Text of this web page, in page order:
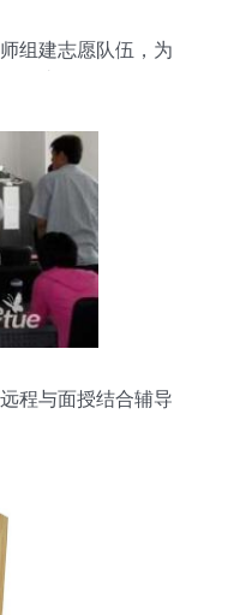
组建志愿队伍，为
程与面授结合辅导